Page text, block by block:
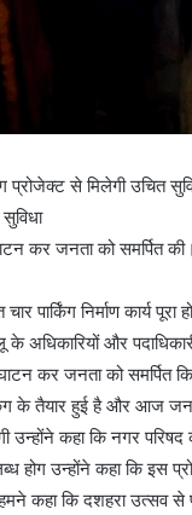
प्रोजेक्ट से मिलेगी उचित
कर जनता को समर्पित
पार्किंग निर्माण कार्य
अधिकारियों और
कर जनता को समर्पित
के तैयार हुई है और आज
उन्होंने कहा कि नगर
होग उन्होंने कहा कि इस
कहा कि दशहरा उत्सव